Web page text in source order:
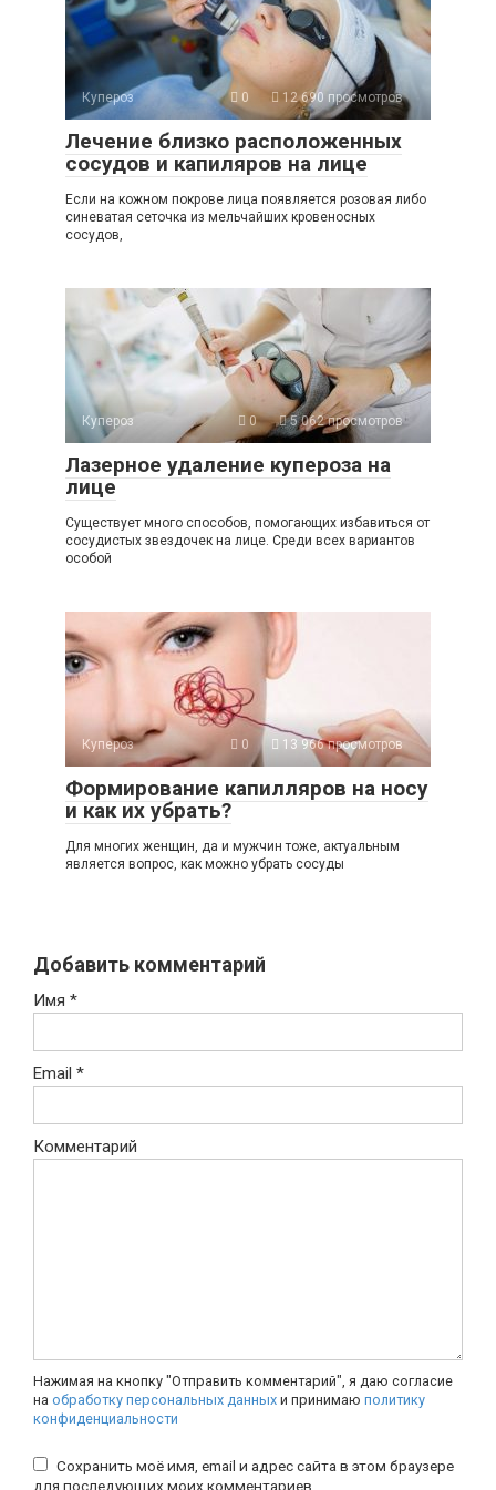
Купероз 0 12 690 просмотров
Лечение близко расположенных
сосудов и капиляров на лице
Если на кожном покрове лица появляется розовая либо
синеватая сеточка из мельчайших кровеносных
сосудов,
Купероз 0 5 062 просмотров
Лазерное удаление купероза на
лице
Существует много способов, помогающих избавиться от
сосудистых звездочек на лице. Среди всех вариантов
особой
Купероз 0 13 966 просмотров
Формирование капилляров на носу
и как их убрать?
Для многих женщин, да и мужчин тоже, актуальным
является вопрос, как можно убрать сосуды
Добавить комментарий
Имя *
Email *
Комментарий
Нажимая на кнопку "Отправить комментарий", я даю согласие
на обработку персональных данных и принимаю политику
конфиденциальности
Сохранить моё имя, email и адрес сайта в этом браузере
для последующих моих комментариев.